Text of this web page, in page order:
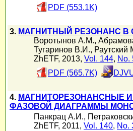
PDF (553.1K)
3. МАГНИТНЫЙ РЕЗОНАНС В
Воротынов А.М.,
Тугаринов В.И., Раутский
ZhETF, 2013, Vol. 144, No.
PDF (565.7K)
4. МАГНИТОРЕЗОНАНСНЫЕ
ФАЗОВОЙ ДИАГРАММЫ
Панкрац А.И.,
ZhETF, 2011, Vol. 140, No.